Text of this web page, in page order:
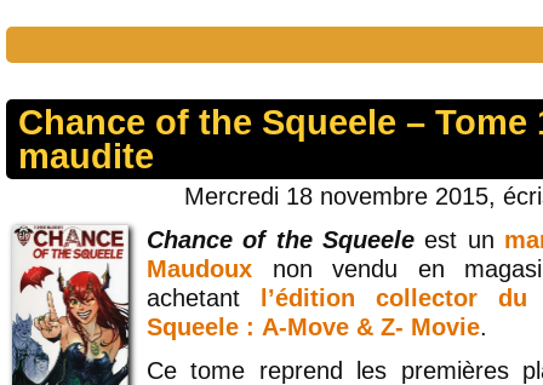
Chance of the Squeele – Tome
maudite
Mercredi 18 novembre 2015,
Chance of the Squeele est un
Maudoux
non vendu en
achetant
l’édition collector
Squeele : A-Move & Z- Movie.
Ce tome reprend les premières